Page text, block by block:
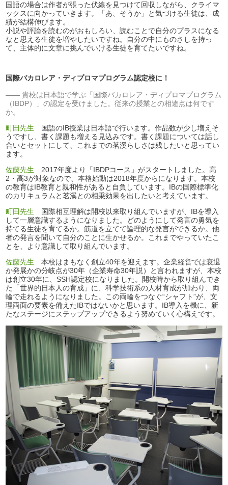
国語の場合は作者が張った伏線を見つけて回収しながら、クライマ
ックスに向かっていきます。「あ、そうか」と気づける生徒は、成
績が結構伸びます。
小説や評論を読むのがおもしろい、読むことで自分のプラスになる
なと思える生徒を増やしたいですね。自分の中にものさしを持っ
て、主体的に文章に挑んでいける生徒を育てたいですね。
国際バカロレア・ディプロマプログラム認定校に！
貴校は日本語で学ぶ「国際バカロレア・ディプロマプログラム
（IBDP）」の認定を受けました。従来の授業との相違点は何です
か。
町田先生 国語のIB授業は日本語で行います。作品数が少し増えそ
うですし、書く課題も増える見込みです。書く課題については話し
合いとセットにして、これまでの茗溪らしさは残したいと思ってい
ます。
佐藤先生 2017年度より「IBDPコース」がスタートしました。高
2・高3が対象なので、本格始動は2018年度からになります。本校
の教育はIB教育と親和性があると自負しています。IBの国際標準化
のカリキュラムと茗溪との相乗効果を出したいと考えています。
町田先生 国際相互理解は開校以来取り組んでいますが、IBを導入
して一層意識するようになりました。どのようにして発言の勇気を
持てる生徒を育てるか。筋道を立てて論理的な発言ができるか。他
者の発言を聞いて自分のことに生かせるか。これまでやっていたこ
とを、より意識して取り組んでいます。
佐藤先生 本校はまもなく創立40年を迎えます。企業経営では衰退
か発展かの分岐点が30年（企業寿命30年説）と言われますが、本校
は創立30年に、SSH認定校になりました。開校時から取り組んでき
た「世界的日本人の育成」に、科学技術系の人材育成が加わり、両
輪で走れるようになりました。この両輪をつなぐ“シャフト”が、文
理両面の要素を備えたIBではないかと思います。IB導入を機に、新
たなステージにステップアップできるよう努めていく心構えです。